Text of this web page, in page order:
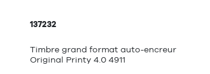
137232
Timbre grand format auto-encreur
Original Printy 4.0 4911